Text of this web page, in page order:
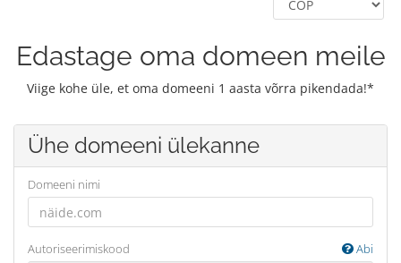
Edastage oma domeen meile
Viige kohe üle, et oma domeeni 1 aasta võrra pikendada!*
Ühe domeeni ülekanne
Domeeni nimi
Autoriseerimiskood Abi